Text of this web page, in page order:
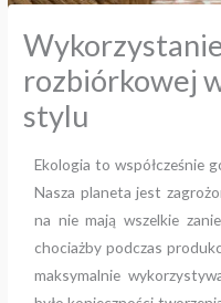
rozbiórkowej
stylu
Ekologia to współcześnie
Nasza planeta jest
na nie mają wszelkie
chociażby podczas
maksymalnie